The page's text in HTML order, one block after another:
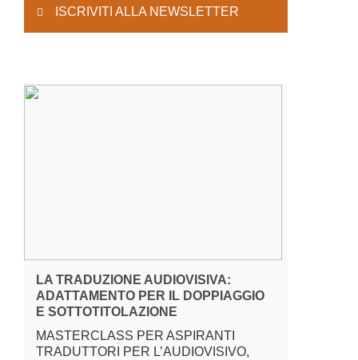
ISCRIVITI ALLA NEWSLETTER
LA TRADUZIONE AUDIOVISIVA:
ADATTAMENTO PER IL DOPPIAGGIO
E SOTTOTITOLAZIONE
MASTERCLASS PER ASPIRANTI
TRADUTTORI PER L’AUDIOVISIVO,